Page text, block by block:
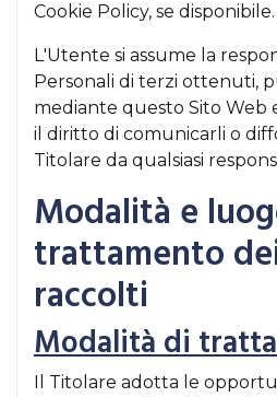
Cookie Policy, se disponibile.
L'Utente si assume la
Personali di terzi ottenuti,
mediante questo Sito Web
il diritto di comunicarli o
Titolare da qualsiasi
Modalità e
trattamento
raccolti
Modalità di
Il Titolare adotta le